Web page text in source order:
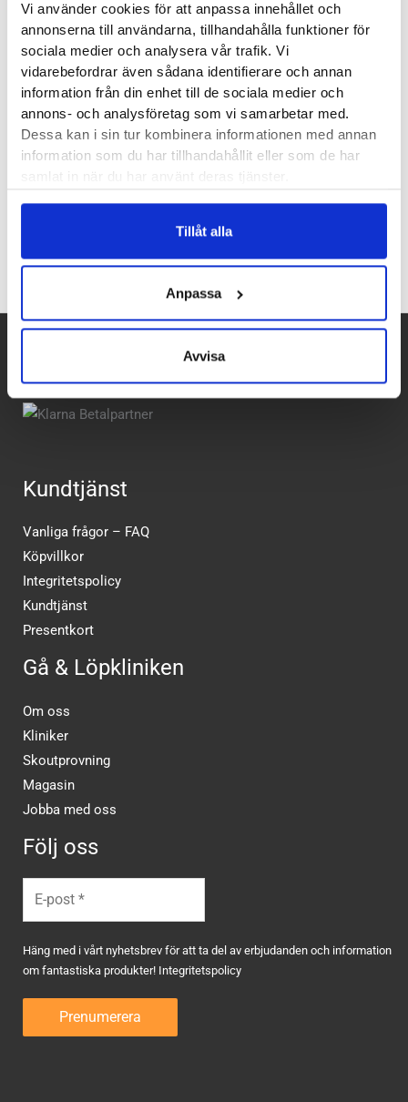
Vi använder cookies för att anpassa innehållet och
annonserna till användarna, tillhandahålla funktioner för
sociala medier och analysera vår trafik. Vi
vidarebefordrar även sådana identifierare och annan
information från din enhet till de sociala medier och
annons- och analysföretag som vi samarbetar med.
Dessa kan i sin tur kombinera informationen med annan
information som du har tillhandahållit eller som de har
samlat in när du har använt deras tjänster.
Tillåt alla
Anpassa
Avvisa
Besökta produkter
BLACKROLL Neck Box
Kundtjänst
Vanliga frågor – FAQ
Köpvillkor
Integritetspolicy
Kundtjänst
Presentkort
Gå & Löpkliniken
Om oss
Kliniker
Skoutprovning
Magasin
Jobba med oss
Följ oss
Häng med i vårt nyhetsbrev för att ta del av erbjudanden och information
om fantastiska produkter! Integritetspolicy